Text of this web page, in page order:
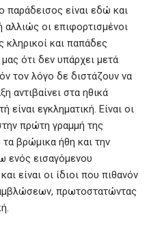
παράδεισος είναι εδώ και
αλλιώς οι επιφορτισμένοι
κληρικοί και παπάδες
ότι δεν υπάρχει μετά
τον λόγο δε διστάζουν να
αντιβαίνει στα ηθικά
είναι εγκληματική. Είναι οι
πρώτη γραμμή της
βρώμικα ήθη και την
ενός εισαγόμενου
είναι οι ίδιοι που πιθανόν
πρωτοστατώντας